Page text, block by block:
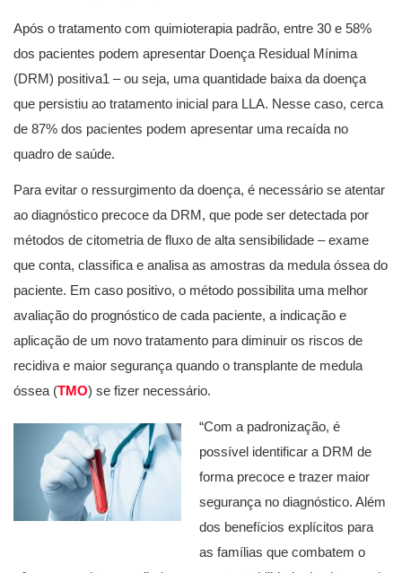
Após o tratamento com quimioterapia padrão, entre 30 e 58%
dos pacientes podem apresentar Doença Residual Mínima
(DRM) positiva1 – ou seja, uma quantidade baixa da doença
que persistiu ao tratamento inicial para LLA. Nesse caso, cerca
de 87% dos pacientes podem apresentar uma recaída no
quadro de saúde.
Para evitar o ressurgimento da doença, é necessário se atentar
ao diagnóstico precoce da DRM, que pode ser detectada por
métodos de citometria de fluxo de alta sensibilidade – exame
que conta, classifica e analisa as amostras da medula óssea do
paciente. Em caso positivo, o método possibilita uma melhor
avaliação do prognóstico de cada paciente, a indicação e
aplicação de um novo tratamento para diminuir os riscos de
recidiva e maior segurança quando o transplante de medula
óssea (TMO) se fizer necessário.
“Com a padronização, é
possível identificar a DRM de
forma precoce e trazer maior
segurança no diagnóstico. Além
dos benefícios explícitos para
as famílias que combatem o